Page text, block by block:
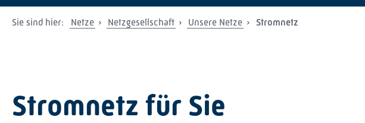
Sie sind hier: Netze Netzgesellschaft Unsere Netze Stromnetz
Stromnetz für Sie